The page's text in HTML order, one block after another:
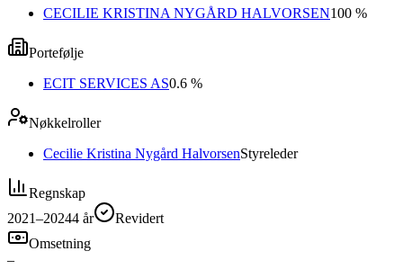
CECILIE KRISTINA NYGÅRD HALVORSEN100 %
Portefølje
ECIT SERVICES AS0.6 %
Nøkkelroller
Cecilie Kristina Nygård HalvorsenStyreleder
Regnskap
2021–20244 år
Revidert
Omsetning
–